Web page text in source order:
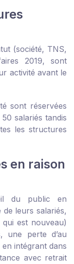
(société, TNS,
2019, sont
activité avant le
sont réservées
salariés tandis
les structures
en raison
du public en
leurs salariés,
est nouveau)
une perte d’au
intégrant dans
avec retrait